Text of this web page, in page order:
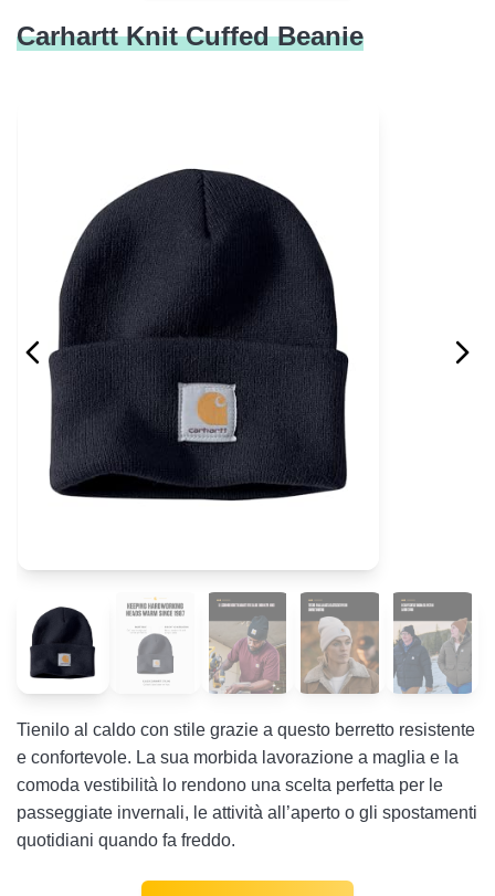
Carhartt Knit Cuffed Beanie
Tienilo al caldo con stile grazie a questo berretto resistente
e confortevole. La sua morbida lavorazione a maglia e la
comoda vestibilità lo rendono una scelta perfetta per le
passeggiate invernali, le attività all’aperto o gli spostamenti
quotidiani quando fa freddo.